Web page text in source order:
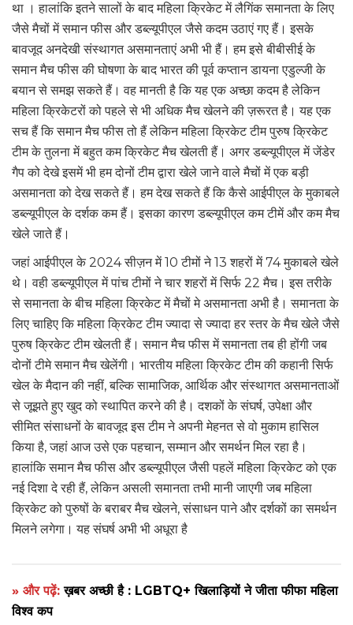
था । हालांकि इतने सालों के बाद महिला क्रिकेट में लैगिंक समानता के लिए
जैसे मैचों में समान फीस और डब्ल्यूपीएल जैसे कदम उठाएं गए हैं। इसके
बावजूद अनदेखी संस्थागत असमानताएं अभी भी हैं। हम इसे बीबीसीई के
समान मैच फीस की घोषणा के बाद भारत की पूर्व कप्तान डायना एडुल्जी के
बयान से समझ सकते हैं। वह मानती है कि यह एक अच्छा कदम है लेकिन
महिला क्रिकेटरों को पहले से भी अधिक मैच खेलने की ज़रूरत है। यह एक
सच हैं कि समान मैच फीस तो हैं लेकिन महिला क्रिकेट टीम पुरुष क्रिकेट
टीम के तुलना में बहुत कम क्रिकेट मैच खेलती हैं। अगर डब्ल्यूपीएल में जेंडेर
गैप को देखे इसमें भी हम दोनों टीम द्वारा खेले जाने वाले मैचों में एक बड़ी
असमानता को देख सकते हैं। हम देख सकते हैं कि कैसे आईपीएल के मुकाबले
डब्ल्यूपीएल के दर्शक कम हैं। इसका कारण डब्ल्यूपीएल कम टीमें और कम मैच
खेले जाते हैं।
जहां आईपीएल के 2024 सीज़न में 10 टीमों ने 13 शहरों में 74 मुकाबले खेले
थे। वही डब्ल्यूपीएल में पांच टीमों ने चार शहरों में सिर्फ 22 मैच। इस तरीके
से समानता के बीच महिला क्रिकेट में मैचों मे असमानता अभी है। समानता के
लिए चाहिए कि महिला क्रिकेट टीम ज्यादा से ज्यादा हर स्तर के मैच खेले जैसे
पुरुष क्रिकेट टीम खेलती हैं। समान मैच फीस में समानता तब ही होंगी जब
दोनों टीमे समान मैच खेलेंगी। भारतीय महिला क्रिकेट टीम की कहानी सिर्फ
खेल के मैदान की नहीं, बल्कि सामाजिक, आर्थिक और संस्थागत असमानताओं
से जूझते हुए खुद को स्थापित करने की है। दशकों के संघर्ष, उपेक्षा और
सीमित संसाधनों के बावजूद इस टीम ने अपनी मेहनत से वो मुकाम हासिल
किया है, जहां आज उसे एक पहचान, सम्मान और समर्थन मिल रहा है।
हालांकि समान मैच फीस और डब्ल्यूपीएल जैसी पहलें महिला क्रिकेट को एक
नई दिशा दे रही हैं, लेकिन असली समानता तभी मानी जाएगी जब महिला
क्रिकेट को पुरुषों के बराबर मैच खेलने, संसाधन पाने और दर्शकों का समर्थन
मिलने लगेगा। यह संघर्ष अभी भी अधूरा है
» और पढ़ें:ख़बर अच्छी है : LGBTQ+ खिलाड़ियों ने जीता फीफा महिला
विश्व कप